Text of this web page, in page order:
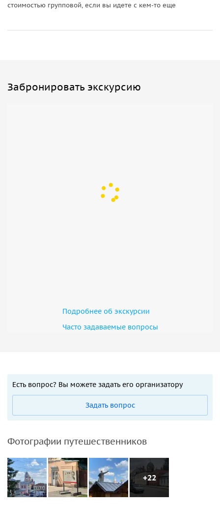
стоимостью групповой, если вы идете с кем-то еще
Забронировать экскурсию
Подробнее об экскурсии
Часто задаваемые вопросы
Есть вопрос? Вы можете задать его организатору
Задать вопрос
Фотографии путешественников
+22